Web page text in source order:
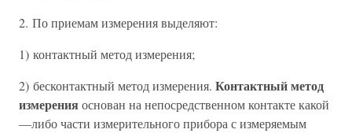
2. По приемам измерения выделяют:
1) контактный метод измерения;
2) бесконтактный метод измерения. Контактный метод
измерения основан на непосредственном контакте какой
—либо части измерительного прибора с измеряемым